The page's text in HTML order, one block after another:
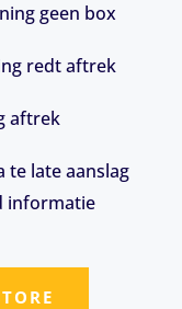
geen box
redt aftrek
aftrek
te late aanslag
informatie